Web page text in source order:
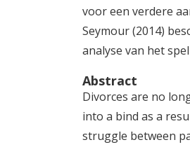
voor een verdere
Seymour (2014)
analyse van het
Abstract
Divorces are no
into a bind as a
struggle between